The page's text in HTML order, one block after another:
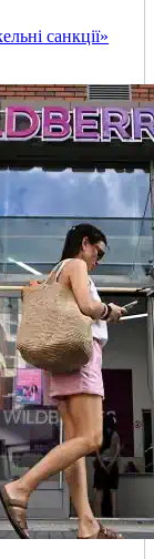
санкції»